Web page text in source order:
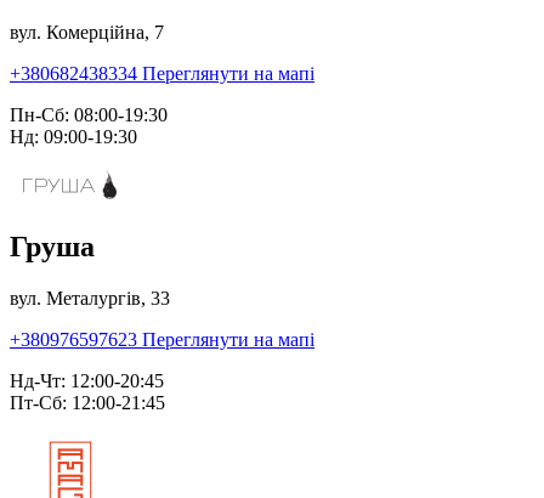
вул. Комерційна, 7
+380682438334 Переглянути на мапі
Пн-Сб: 08:00-19:30
Нд: 09:00-19:30
Груша
вул. Металургів, 33
+380976597623 Переглянути на мапі
Нд-Чт: 12:00-20:45
Пт-Сб: 12:00-21:45